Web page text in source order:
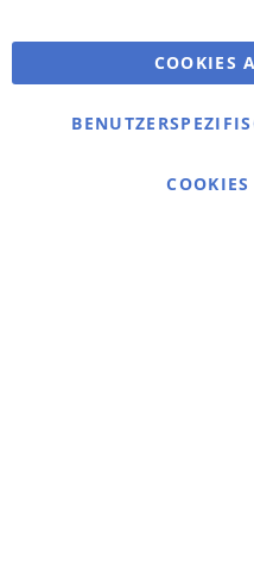
Bestellungen und
Kontaktieren Sie uns
Cookie Einstellungen
COOKIES